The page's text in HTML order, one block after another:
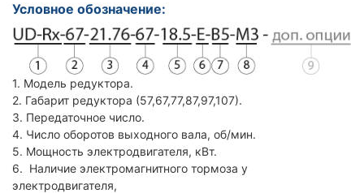
Условное обозначение:
1. Модель редуктора.
2. Габарит редуктора (57,67,77,87,97,107).
3. Передаточное число.
4. Число оборотов выходного вала, об/мин.
5. Мощность электродвигателя, кВт.
6. Наличие электромагнитного тормоза у
электродвигателя,